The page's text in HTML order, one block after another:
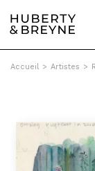
Accueil > Artistes >